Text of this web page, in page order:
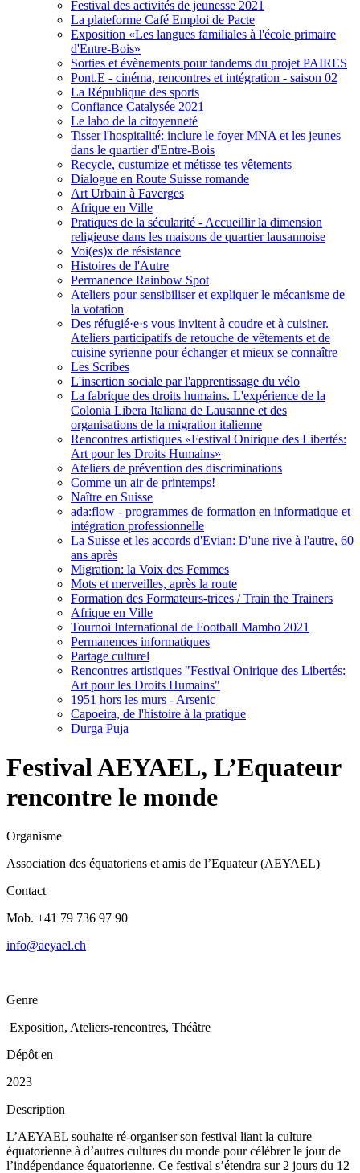
Festival des activités de jeunesse 2021
La plateforme Café Emploi de Pacte
Exposition «Les langues familiales à l'école primaire
d'Entre-Bois»
Sorties et évènements pour tandems du projet PAIRES
Pont.E - cinéma, rencontres et intégration - saison 02
La République des sports
Confiance Catalysée 2021
Le labo de la citoyenneté
Tisser l'hospitalité: inclure le foyer MNA et les jeunes
dans le quartier d'Entre-Bois
Recycle, custumize et métisse tes vêtements
Dialogue en Route Suisse romande
Art Urbain à Faverges
Afrique en Ville
Pratiques de la sécularité - Accueillir la dimension
religieuse dans les maisons de quartier lausannoise
Voi(es)x de résistance
Histoires de l'Autre
Permanence Rainbow Spot
Ateliers pour sensibiliser et expliquer le mécanisme de
la votation
Des réfugié·e·s vous invitent à coudre et à cuisiner.
Ateliers participatifs de retouche de vêtements et de
cuisine syrienne pour échanger et mieux se connaître
Les Scribes
L'insertion sociale par l'apprentissage du vélo
La fabrique des droits humains. L'expérience de la
Colonia Libera Italiana de Lausanne et des
organisations de la migration italienne
Rencontres artistiques «Festival Onirique des Libertés:
Art pour les Droits Humains»
Ateliers de prévention des discriminations
Comme un air de printemps!
Naître en Suisse
ada:flow - programmes de formation en informatique et
intégration professionnelle
La Suisse et les accords d'Evian: D'une rive à l'autre, 60
ans après
Migration: la Voix des Femmes
Mots et merveilles, après la route
Formation des Formateurs-trices / Train the Trainers
Afrique en Ville
Tournoi International de Football Mambo 2021
Permanences informatiques
Partage culturel
Rencontres artistiques "Festival Onirique des Libertés:
Art pour les Droits Humains"
1951 hors les murs - Arsenic
Capoeira, de l'histoire à la pratique
Durga Puja
Festival AEYAEL, L’Equateur
rencontre le monde
Organisme
Association des équatoriens et amis de l’Equateur (AEYAEL)
Contact
Mob. +41 79 736 97 90
info@aeyael.ch
Genre
Exposition, Ateliers-rencontres, Théâtre
Dépôt en
2023
Description
L’AEYAEL souhaite ré-organiser son festival liant la culture
équatorienne à d’autres cultures du monde pour célébrer le jour de
l’indépendance équatorienne. Ce festival s’étendra sur 2 jours du 12